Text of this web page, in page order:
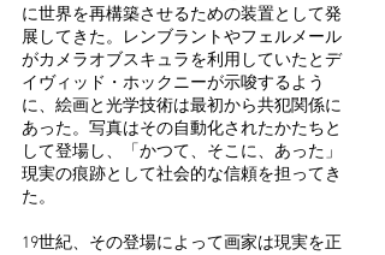
に世界を再構築させるための装置として発
展してきた。レンブラントやフェルメール
がカメラオブスキュラを利用していたとデ
イヴィッド・ホックニーが示唆するよう
に、絵画と光学技術は最初から共犯関係に
あった。写真はその自動化されたかたちと
して登場し、「かつて、そこに、あった」
現実の痕跡として社会的な信頼を担ってき
た。
19世紀、その登場によって画家は現実を正